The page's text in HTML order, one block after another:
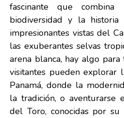
fascinante que
biodiversidad y la
impresionantes vistas del
las exuberantes selvas
arena blanca, hay algo
visitantes pueden explorar
Panamá, donde la
la tradición, o aventurarse
del Toro, conocidas por